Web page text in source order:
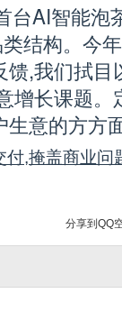
台AI智能泡
结构。今
馈,我们拭目
增长课题。
生意的方方
,掩盖商业问
分享到 QQ